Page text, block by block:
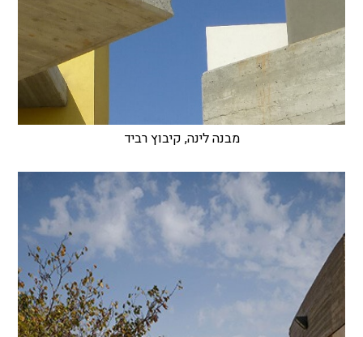
מבנה לינה, קיבוץ רביד